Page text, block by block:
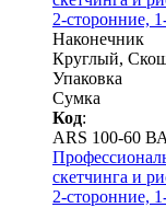
Наконечник
Круглый,
Упаковка
Сумка
Код:
ARS 100-60
скетчинга и
2-сторонние,